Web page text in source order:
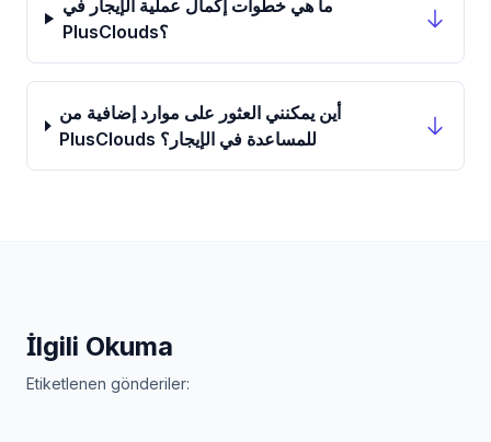
ما هي خطوات إكمال عملية الإيجار في
PlusClouds؟
أين يمكنني العثور على موارد إضافية من
PlusClouds للمساعدة في الإيجار؟
İlgili Okuma
Etiketlenen gönderiler: